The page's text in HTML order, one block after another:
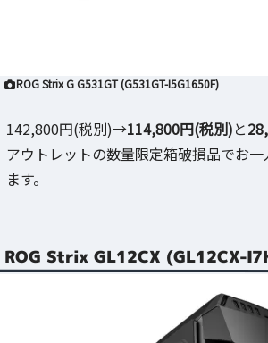
ROG Strix G G531GT (G531GT-I5G1650F)
142,800円(税別)→114,800円(税別)と
アウトレットの数量限定箱破損品でお
ます。
ROG Strix GL12CX (GL12CX-